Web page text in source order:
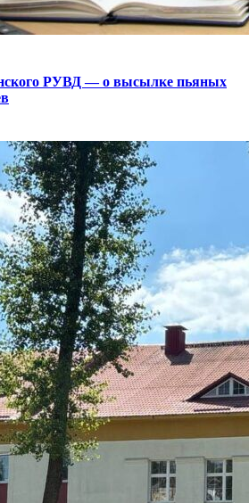
РУВД — о высылке пьяных